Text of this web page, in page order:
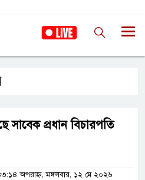
সাবেক প্রধান বিচারপতি
অপরাহ্ন, মঙ্গলবার, ১২ মে ২০২৬